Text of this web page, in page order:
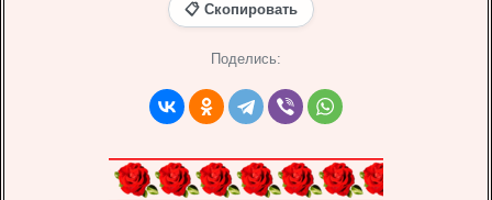
📋 Скопировать
Поделись: